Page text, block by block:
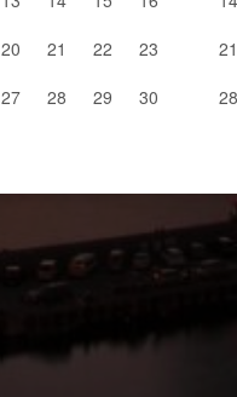
20 21 22
23
27 28 29
30
21
28